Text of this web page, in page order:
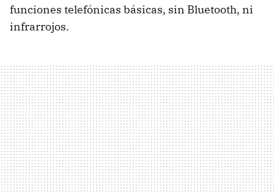
funciones telefónicas básicas, sin Bluetooth, ni
infrarrojos.